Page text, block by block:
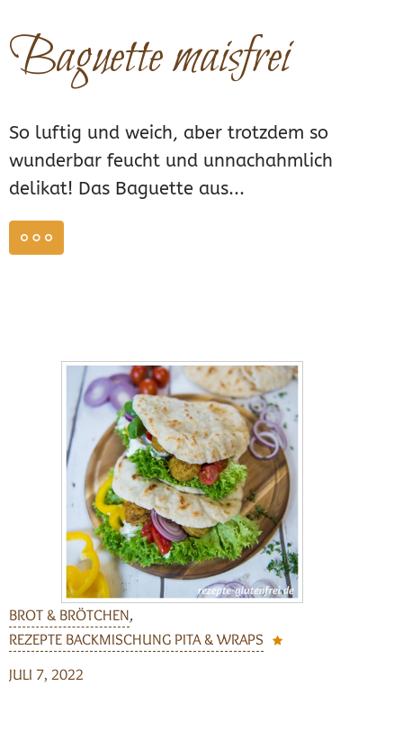
Baguette maisfrei
So luftig und weich, aber trotzdem so
wunderbar feucht und unnachahmlich
delikat! Das Baguette aus...
BROT & BRÖTCHEN,
REZEPTE BACKMISCHUNG PITA & WRAPS
JULI 7, 2022